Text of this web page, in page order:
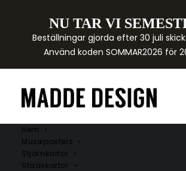
NU TAR VI
Beställningar gjorda efter 30 juli
Använd koden SOMMAR2026 för
Hem
Musikposters
Stjärnkartor
Stadskartor